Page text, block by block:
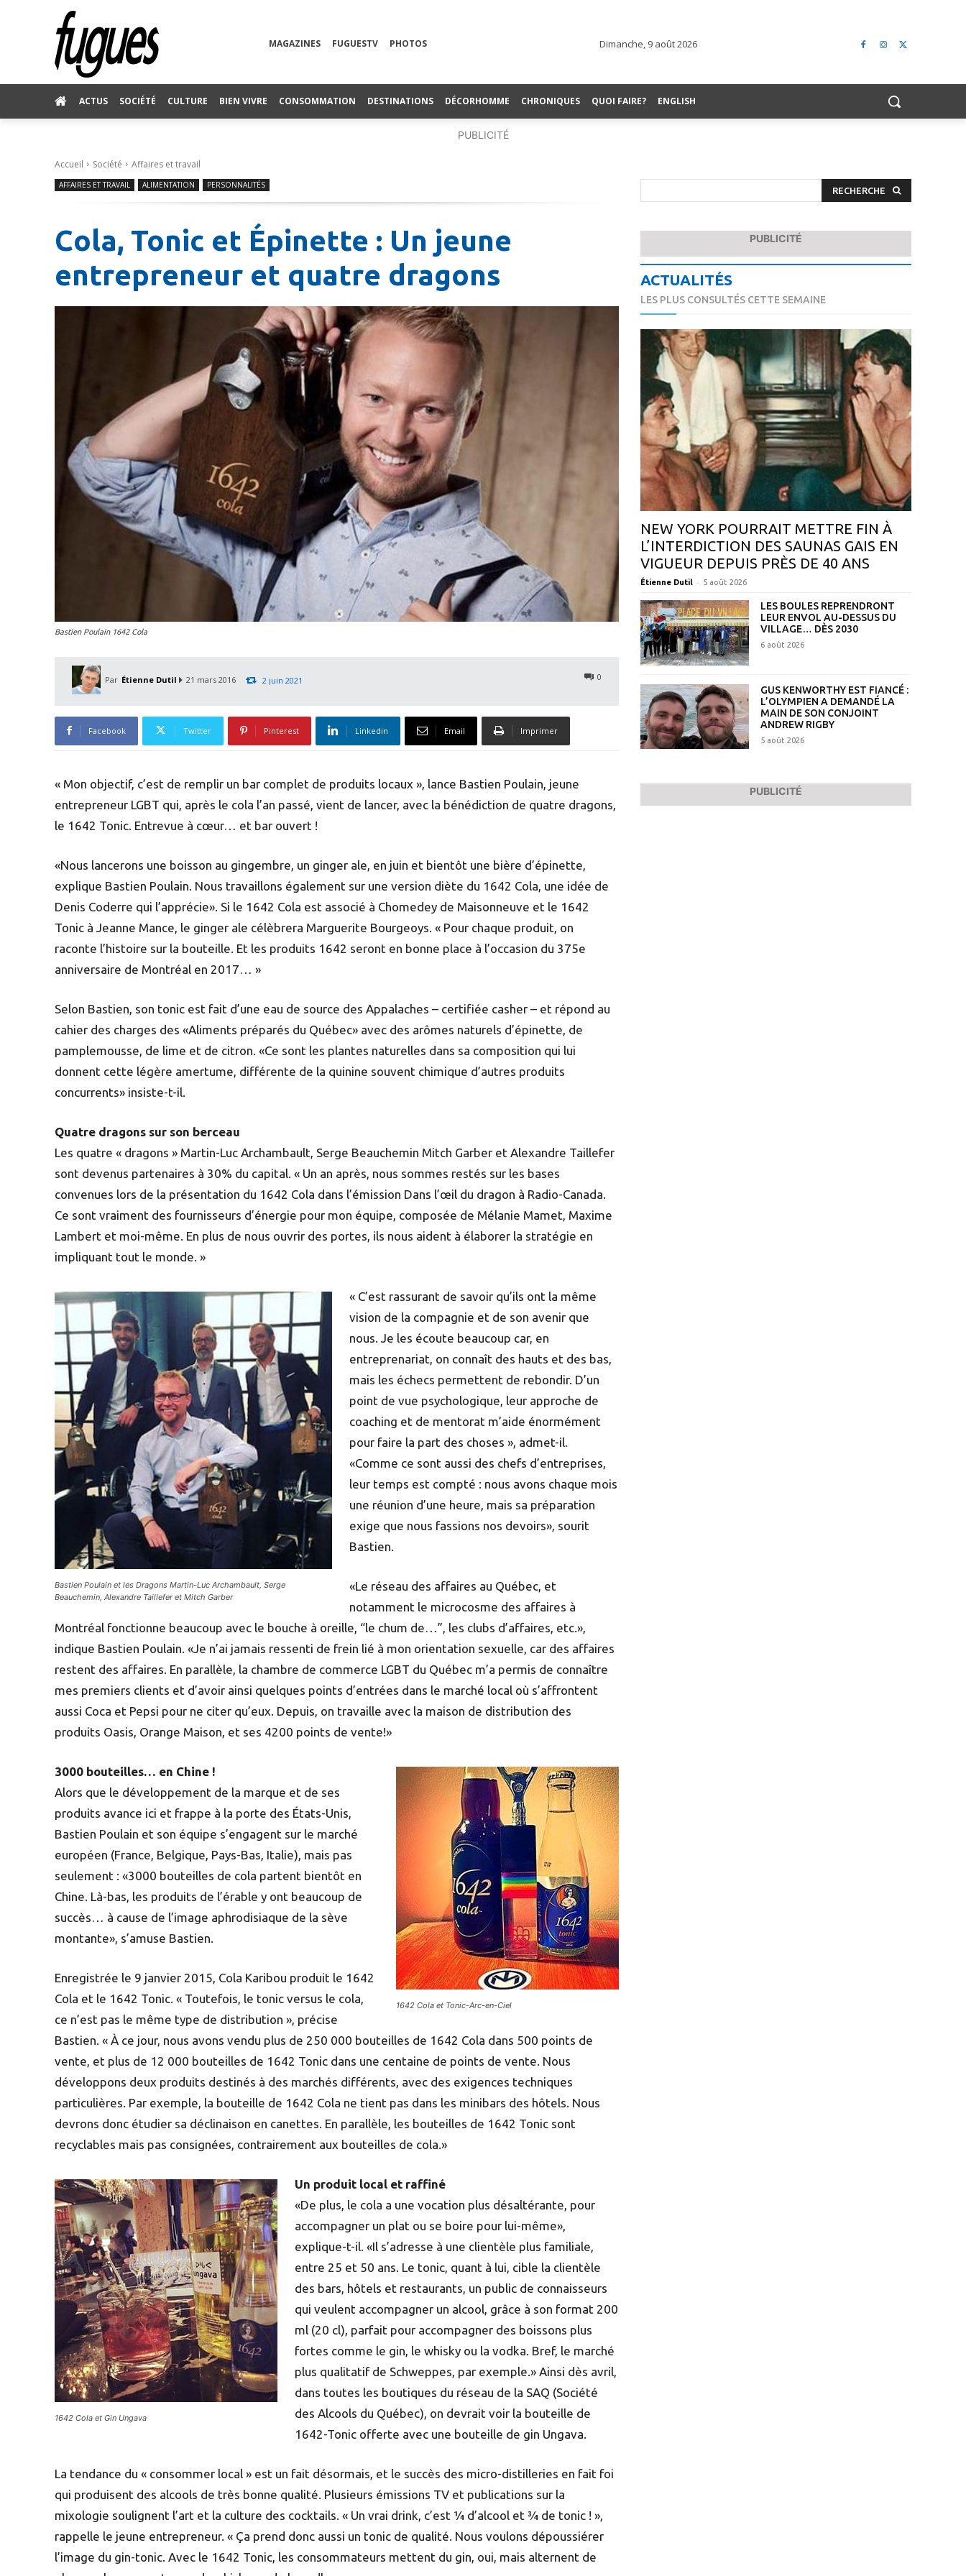
MAGAZINES FUGUESTV PHOTOS Dimanche, 9 août 2026
ACTUS SOCIÉTÉ CULTURE BIEN VIVRE CONSOMMATION DESTINATIONS DÉCORHOMME CHRONIQUES QUOI FAIRE? ENGLISH
PUBLICITÉ
Accueil Société Affaires et travail
AFFAIRES ET TRAVAIL ALIMENTATION PERSONNALITÉS
Cola, Tonic et Épinette : Un jeune
entrepreneur et quatre dragons
Bastien Poulain 1642 Cola
Par Étienne Dutil 21 mars 2016 0
2 juin 2021
Facebook Twitter Pinterest Linkedin Email Imprimer
« Mon objectif, c’est de remplir un bar complet de produits locaux », lance Bastien Poulain, jeune
entrepreneur LGBT qui, après le cola l’an passé, vient de lancer, avec la bénédiction de quatre dragons,
le 1642 Tonic. Entrevue à cœur… et bar ouvert !
«Nous lancerons une boisson au gingembre, un ginger ale, en juin et bientôt une bière d’épinette,
explique Bastien Poulain. Nous travaillons également sur une version diète du 1642 Cola, une idée de
Denis Coderre qui l’apprécie». Si le 1642 Cola est associé à Chomedey de Maisonneuve et le 1642
Tonic à Jeanne Mance, le ginger ale célèbrera Marguerite Bourgeoys. « Pour chaque produit, on
raconte l’histoire sur la bouteille. Et les produits 1642 seront en bonne place à l’occasion du 375e
anniversaire de Montréal en 2017… »
Selon Bastien, son tonic est fait d’une eau de source des Appalaches – certifiée casher – et répond au
cahier des charges des «Aliments préparés du Québec» avec des arômes naturels d’épinette, de
pamplemousse, de lime et de citron. «Ce sont les plantes naturelles dans sa composition qui lui
donnent cette légère amertume, différente de la quinine souvent chimique d’autres produits
concurrents» insiste-t-il.
Quatre dragons sur son berceau
Les quatre « dragons » Martin-Luc Archambault, Serge Beauchemin Mitch Garber et Alexandre Taillefer
sont devenus partenaires à 30% du capital. « Un an après, nous sommes restés sur les bases
convenues lors de la présentation du 1642 Cola dans l’émission Dans l’œil du dragon à Radio-Canada.
Ce sont vraiment des fournisseurs d’énergie pour mon équipe, composée de Mélanie Mamet, Maxime
Lambert et moi-même. En plus de nous ouvrir des portes, ils nous aident à élaborer la stratégie en
impliquant tout le monde. »
Bastien Poulain et les Dragons Martin-Luc Archambault, Serge
Beauchemin, Alexandre Taillefer et Mitch Garber
« C’est rassurant de savoir qu’ils ont la même
vision de la compagnie et de son avenir que
nous. Je les écoute beaucoup car, en
entreprenariat, on connaît des hauts et des bas,
mais les échecs permettent de rebondir. D’un
point de vue psychologique, leur approche de
coaching et de mentorat m’aide énormément
pour faire la part des choses », admet-il.
«Comme ce sont aussi des chefs d’entreprises,
leur temps est compté : nous avons chaque mois
une réunion d’une heure, mais sa préparation
exige que nous fassions nos devoirs», sourit
Bastien.
«Le réseau des affaires au Québec, et
notamment le microcosme des affaires à
Montréal fonctionne beaucoup avec le bouche à oreille, “le chum de…”, les clubs d’affaires, etc.»,
indique Bastien Poulain. «Je n’ai jamais ressenti de frein lié à mon orientation sexuelle, car des affaires
restent des affaires. En parallèle, la chambre de commerce LGBT du Québec m’a permis de connaître
mes premiers clients et d’avoir ainsi quelques points d’entrées dans le marché local où s’affrontent
aussi Coca et Pepsi pour ne citer qu’eux. Depuis, on travaille avec la maison de distribution des
produits Oasis, Orange Maison, et ses 4200 points de vente!»
1642 Cola et Tonic-Arc-en-Ciel
3000 bouteilles… en Chine !
Alors que le développement de la marque et de ses
produits avance ici et frappe à la porte des États-Unis,
Bastien Poulain et son équipe s’engagent sur le marché
européen (France, Belgique, Pays-Bas, Italie), mais pas
seulement : «3000 bouteilles de cola partent bientôt en
Chine. Là-bas, les produits de l’érable y ont beaucoup de
succès… à cause de l’image aphrodisiaque de la sève
montante», s’amuse Bastien.
Enregistrée le 9 janvier 2015, Cola Karibou produit le 1642
Cola et le 1642 Tonic. « Toutefois, le tonic versus le cola,
ce n’est pas le même type de distribution », précise
Bastien. « À ce jour, nous avons vendu plus de 250 000 bouteilles de 1642 Cola dans 500 points de
vente, et plus de 12 000 bouteilles de 1642 Tonic dans une centaine de points de vente. Nous
développons deux produits destinés à des marchés différents, avec des exigences techniques
particulières. Par exemple, la bouteille de 1642 Cola ne tient pas dans les minibars des hôtels. Nous
devrons donc étudier sa déclinaison en canettes. En parallèle, les bouteilles de 1642 Tonic sont
recyclables mais pas consignées, contrairement aux bouteilles de cola.»
1642 Cola et Gin Ungava
Un produit local et raffiné
«De plus, le cola a une vocation plus désaltérante, pour
accompagner un plat ou se boire pour lui-même»,
explique-t-il. «Il s’adresse à une clientèle plus familiale,
entre 25 et 50 ans. Le tonic, quant à lui, cible la clientèle
des bars, hôtels et restaurants, un public de connaisseurs
qui veulent accompagner un alcool, grâce à son format 200
ml (20 cl), parfait pour accompagner des boissons plus
fortes comme le gin, le whisky ou la vodka. Bref, le marché
plus qualitatif de Schweppes, par exemple.» Ainsi dès avril,
dans toutes les boutiques du réseau de la SAQ (Société
des Alcools du Québec), on devrait voir la bouteille de
1642-Tonic offerte avec une bouteille de gin Ungava.
La tendance du « consommer local » est un fait désormais, et le succès des micro-distilleries en fait foi
qui produisent des alcools de très bonne qualité. Plusieurs émissions TV et publications sur la
mixologie soulignent l’art et la culture des cocktails. « Un vrai drink, c’est ¼ d’alcool et ¾ de tonic ! »,
rappelle le jeune entrepreneur. « Ça prend donc aussi un tonic de qualité. Nous voulons dépoussiérer
l’image du gin-tonic. Avec le 1642 Tonic, les consommateurs mettent du gin, oui, mais alternent de
RECHERCHE
PUBLICITÉ
ACTUALITÉS
LES PLUS CONSULTÉS CETTE SEMAINE
NEW YORK POURRAIT METTRE FIN À
L’INTERDICTION DES SAUNAS GAIS EN
VIGUEUR DEPUIS PRÈS DE 40 ANS
Étienne Dutil - 5 août 2026
LES BOULES REPRENDRONT
LEUR ENVOL AU-DESSUS DU
VILLAGE… DÈS 2030
6 août 2026
GUS KENWORTHY EST FIANCÉ :
L’OLYMPIEN A DEMANDÉ LA
MAIN DE SON CONJOINT
ANDREW RIGBY
5 août 2026
PUBLICITÉ